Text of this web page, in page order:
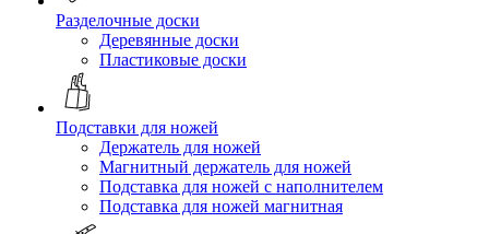
Разделочные доски
Деревянные доски
Пластиковые доски
Подставки для ножей
Держатель для ножей
Магнитный держатель для ножей
Подставка для ножей с наполнителем
Подставка для ножей магнитная